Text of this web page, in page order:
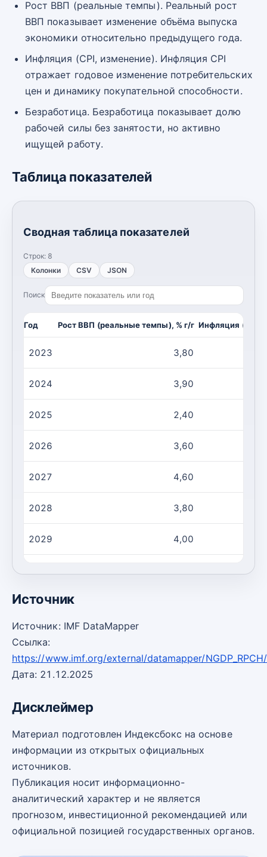
Рост ВВП (реальные темпы). Реальный рост
ВВП показывает изменение объёма выпуска
экономики относительно предыдущего года.
Инфляция (CPI, изменение). Инфляция CPI
отражает годовое изменение потребительских
цен и динамику покупательной способности.
Безработица. Безработица показывает долю
рабочей силы без занятости, но активно
ищущей работу.
Таблица показателей
Сводная таблица показателей
Строк: 8
Колонки
CSV JSON
Поиск
Год Рост ВВП (реальные темпы), % г/г Инфляция (CPI,
2023 3,80
2024 3,90
2025 2,40
2026 3,60
2027 4,60
2028 3,80
2029 4,00
Источник
Источник: IMF DataMapper
Ссылка:
https://www.imf.org/external/datamapper/NGDP_RPCH/
Дата: 21.12.2025
Дисклеймер
Материал подготовлен Индексбокс на основе
информации из открытых официальных
источников.
Публикация носит информационно-
аналитический характер и не является
прогнозом, инвестиционной рекомендацией или
официальной позицией государственных органов.